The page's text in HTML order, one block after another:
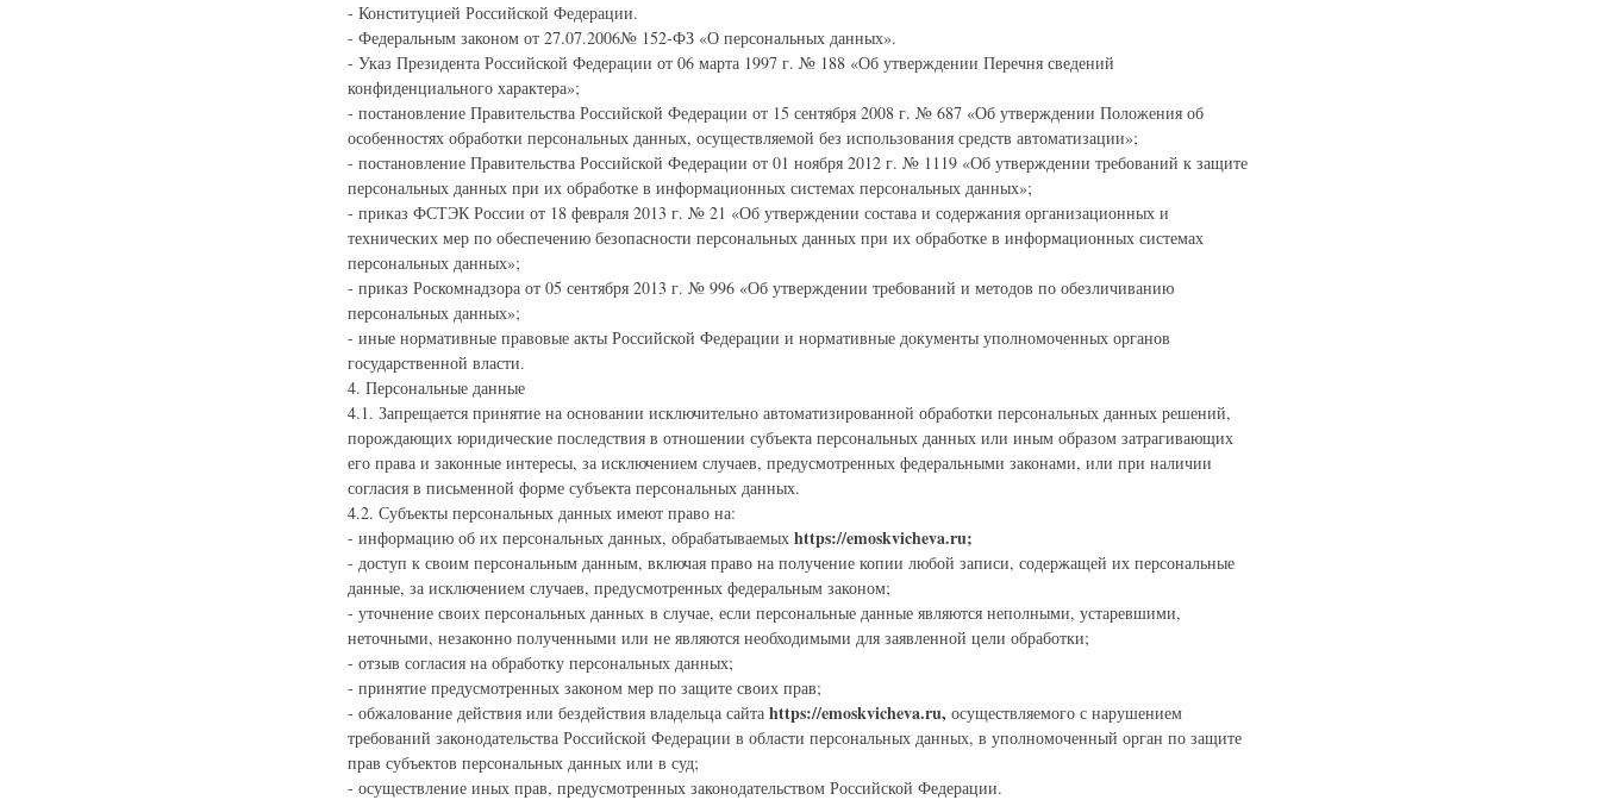
- Конституцией Российской Федерации.
- Федеральным законом от 27.07.2006№ 152-ФЗ «О персональных данных».
- Указ Президента Российской Федерации от 06 марта 1997 г. № 188 «Об утверждении Перечня сведений
конфиденциального характера»;
- постановление Правительства Российской Федерации от 15 сентября 2008 г. № 687 «Об утверждении Положения об
особенностях обработки персональных данных, осуществляемой без использования средств автоматизации»;
- постановление Правительства Российской Федерации от 01 ноября 2012 г. № 1119 «Об утверждении требований к защите
персональных данных при их обработке в информационных системах персональных данных»;
- приказ ФСТЭК России от 18 февраля 2013 г. № 21 «Об утверждении состава и содержания организационных и
технических мер по обеспечению безопасности персональных данных при их обработке в информационных системах
персональных данных»;
- приказ Роскомнадзора от 05 сентября 2013 г. № 996 «Об утверждении требований и методов по обезличиванию
персональных данных»;
- иные нормативные правовые акты Российской Федерации и нормативные документы уполномоченных органов
государственной власти.
4. Персональные данные
4.1. Запрещается принятие на основании исключительно автоматизированной обработки персональных данных решений,
порождающих юридические последствия в отношении субъекта персональных данных или иным образом затрагивающих
его права и законные интересы, за исключением случаев, предусмотренных федеральными законами, или при наличии
согласия в письменной форме субъекта персональных данных.
4.2. Субъекты персональных данных имеют право на:
- информацию об их персональных данных, обрабатываемых https://emoskvicheva.ru;
- доступ к своим персональным данным, включая право на получение копии любой записи, содержащей их персональные
данные, за исключением случаев, предусмотренных федеральным законом;
- уточнение своих персональных данных в случае, если персональные данные являются неполными, устаревшими,
неточными, незаконно полученными или не являются необходимыми для заявленной цели обработки;
- отзыв согласия на обработку персональных данных;
- принятие предусмотренных законом мер по защите своих прав;
- обжалование действия или бездействия владельца сайта https://emoskvicheva.ru, осуществляемого с нарушением
требований законодательства Российской Федерации в области персональных данных, в уполномоченный орган по защите
прав субъектов персональных данных или в суд;
- осуществление иных прав, предусмотренных законодательством Российской Федерации.